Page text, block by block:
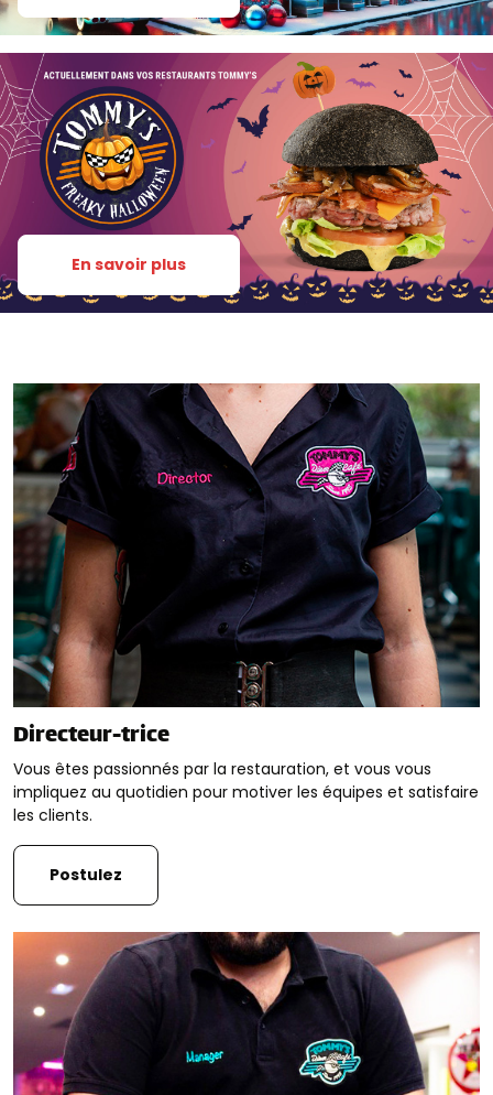
En savoir plus
Directeur-trice
Vous êtes passionnés par la restauration, et vous vous
impliquez au quotidien pour motiver les équipes et satisfaire
les clients.
Postulez